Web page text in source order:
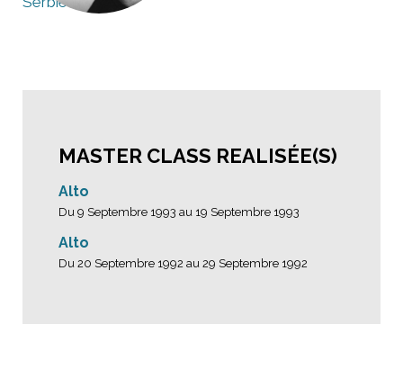
MASTER CLASS REALISÉE(S)
Alto
Du 9 Septembre 1993 au 19 Septembre 1993
Alto
Du 20 Septembre 1992 au 29 Septembre 1992